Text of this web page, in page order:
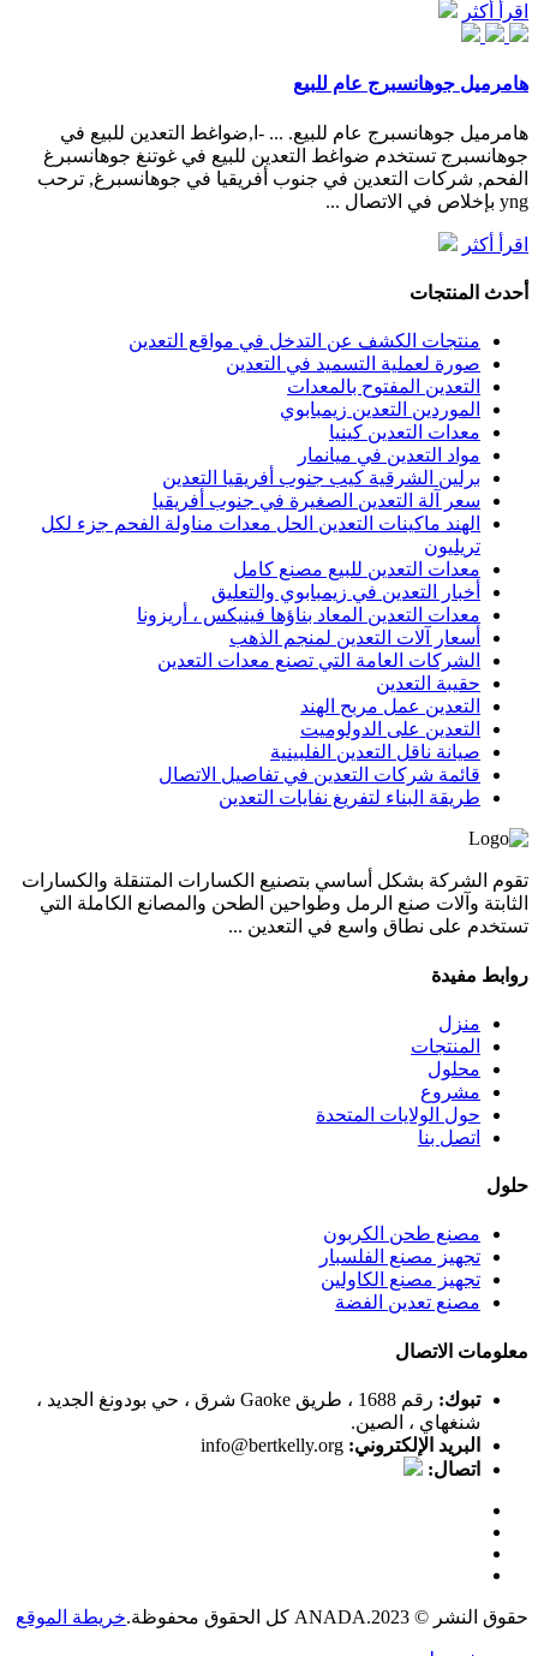
اقرأ أكثر
هامرميل جوهانسبرج عام للبيع
هامرميل جوهانسبرج عام للبيع. ... -ا,ضواغط التعدين للبيع في
جوهانسبرج تستخدم ضواغط التعدين للبيع في غوتنغ جوهانسبرغ
الفحم, شركات التعدين في جنوب أفريقيا في جوهانسبرغ, ترحب
yng بإخلاص في الاتصال ...
اقرأ أكثر
أحدث المنتجات
منتجات الكشف عن التدخل في مواقع التعدين
صورة لعملية التسميد في التعدين
التعدين المفتوح بالمعدات
الموردين التعدين زيمبابوي
معدات التعدين كينيا
مواد التعدين في ميانمار
برلين الشرقية كيب جنوب أفريقيا التعدين
سعر آلة التعدين الصغيرة في جنوب أفريقيا
الهند ماكينات التعدين الحل معدات مناولة الفحم جزء لكل
تريليون
معدات التعدين للبيع مصنع كامل
أخبار التعدين في زيمبابوي والتعليق
معدات التعدين المعاد بناؤها فينيكس ، أريزونا
أسعار آلات التعدين لمنجم الذهب
الشركات العامة التي تصنع معدات التعدين
حقيبة التعدين
التعدين عمل مربح الهند
التعدين على الدولوميت
صيانة ناقل التعدين الفلبينية
قائمة شركات التعدين في تفاصيل الاتصال
طريقة البناء لتفريغ نفايات التعدين
تقوم الشركة بشكل أساسي بتصنيع الكسارات المتنقلة والكسارات
الثابتة وآلات صنع الرمل وطواحين الطحن والمصانع الكاملة التي
تستخدم على نطاق واسع في التعدين ...
روابط مفيدة
منزل
المنتجات
محلول
مشروع
حول الولايات المتحدة
اتصل بنا
حلول
مصنع طحن الكربون
تجهيز مصنع الفلسبار
تجهيز مصنع الكاولين
مصنع تعدين الفضة
معلومات الاتصال
تبوك:
رقم 1688 ، طريق Gaoke شرق ، حي بودونغ الجديد ،
شنغهاي ، الصين.
البريد الإلكتروني: info@bertkelly.org
اتصال:
حقوق النشر © 2023.ANADA كل الحقوق محفوظة. خريطة الموقع